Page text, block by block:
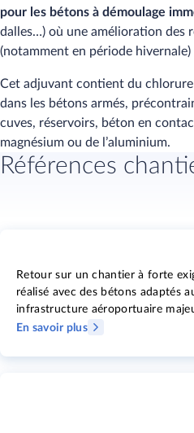
pour les bétons à démoulage
dalles…) où une amélioration des
(notamment en période
Cet adjuvant contient du
dans les bétons armés,
cuves, réservoirs, béton en
magnésium ou de l’aluminium.
Références
Retour sur un chantier à forte
réalisé avec des bétons adaptés
infrastructure aéroportuaire
En savoir plus